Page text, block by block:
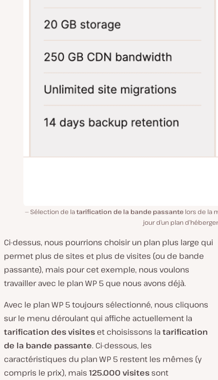
Sélection de latarification de la bande passante lors de la
jour d’un plan
Ci-dessus, nous pourrions choisir un plan plus large qui
permet plus de sites et plus de visites (ou de bande
passante), mais pour cet exemple, nous voulons
travailler avec le plan WP 5 que nous avons déjà.
Avec le plan WP 5 toujours sélectionné, nous cliquons
sur le menu déroulant qui affiche actuellement la
tarification des visites et choisissons la tarification
de la bande passante. Ci-dessous, les
caractéristiques du plan WP 5 restent les mêmes (y
compris le prix), mais 125.000 visites sont